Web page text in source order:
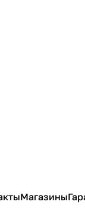
Магазины